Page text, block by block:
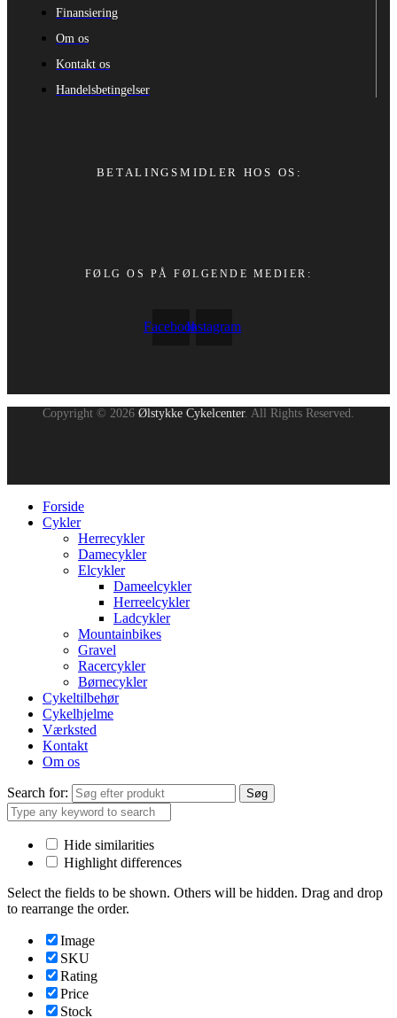
Finansiering
Om os
Kontakt os
Handelsbetingelser
BETALINGSMIDLER HOS OS:
FØLG OS PÅ FØLGENDE MEDIER:
FacebookInstagram
Copyright © 2026 Ølstykke Cykelcenter. All Rights Reserved.
Forside
Cykler
Herrecykler
Damecykler
Elcykler
Dameelcykler
Herreelcykler
Ladcykler
Mountainbikes
Gravel
Racercykler
Børnecykler
Cykeltilbehør
Cykelhjelme
Værksted
Kontakt
Om os
Search for: Søg
Hide similarities
Highlight differences
Select the fields to be shown. Others will be hidden. Drag and drop
to rearrange the order.
Image
SKU
Rating
Price
Stock